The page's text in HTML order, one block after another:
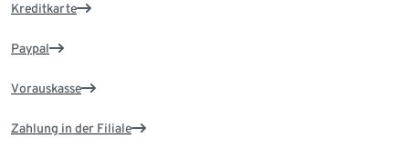
Kreditkarte
Paypal
Vorauskasse
Zahlung in der Filiale